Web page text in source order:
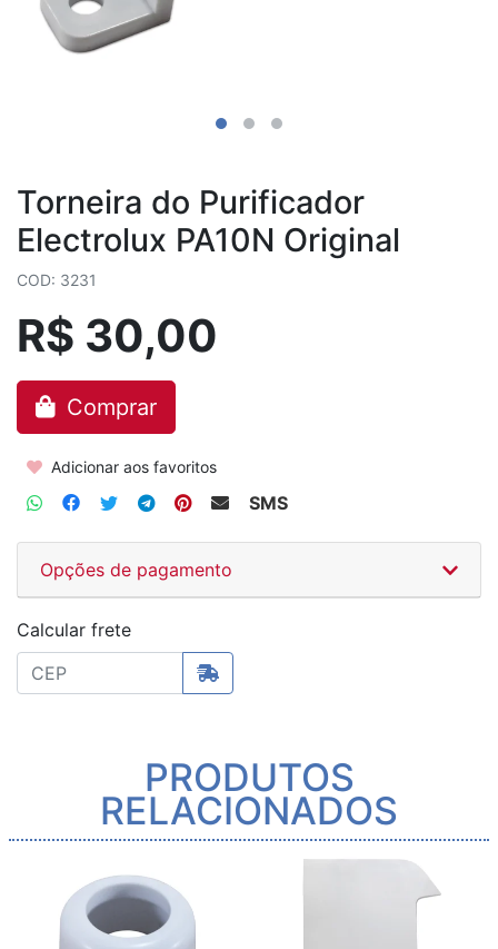
Torneira do Purificador
Electrolux PA10N Original
COD: 3231
R$ 30,00
Comprar
Adicionar aos favoritos
SMS
Opções de pagamento
Calcular frete
PRODUTOS
RELACIONADOS